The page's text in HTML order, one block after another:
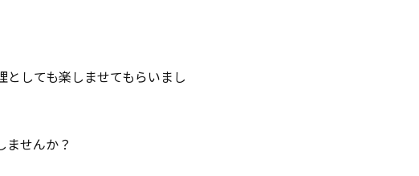
しても楽しませてもらいまし
せんか？